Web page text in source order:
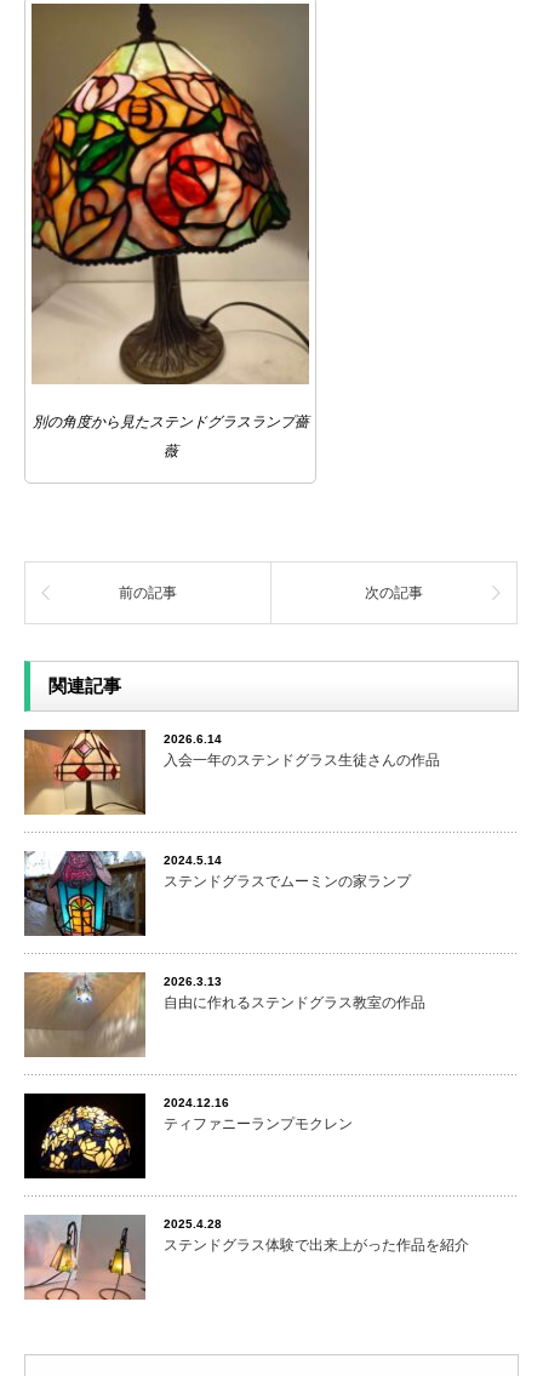
別の角度から見たステンドグラスランプ薔
薇
前の記事 次の記事
関連記事
2026.6.14
入会一年のステンドグラス生徒さんの作品
2024.5.14
ステンドグラスでムーミンの家ランプ
2026.3.13
自由に作れるステンドグラス教室の作品
2024.12.16
ティファニーランプモクレン
2025.4.28
ステンドグラス体験で出来上がった作品を紹介